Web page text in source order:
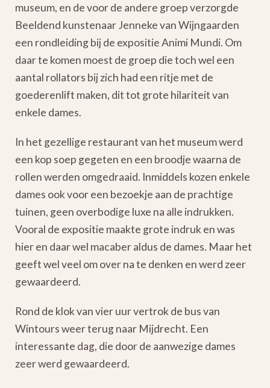
museum, en de voor de andere groep verzorgde
Beeldend kunstenaar Jenneke van Wijngaarden
een rondleiding bij de expositie Animi Mundi. Om
daar te komen moest de groep die toch wel een
aantal rollators bij zich had een ritje met de
goederenlift maken, dit tot grote hilariteit van
enkele dames.
In het gezellige restaurant van het museum werd
een kop soep gegeten en een broodje waarna de
rollen werden omgedraaid. Inmiddels kozen enkele
dames ook voor een bezoekje aan de prachtige
tuinen, geen overbodige luxe na alle indrukken.
Vooral de expositie maakte grote indruk en was
hier en daar wel macaber aldus de dames. Maar het
geeft wel veel om over na te denken en werd zeer
gewaardeerd.
Rond de klok van vier uur vertrok de bus van
Wintours weer terug naar Mijdrecht. Een
interessante dag, die door de aanwezige dames
zeer werd gewaardeerd.